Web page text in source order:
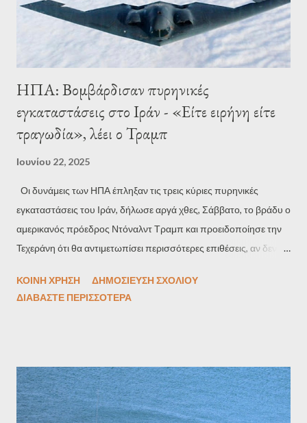
ΗΠΑ: Βομβάρδισαν πυρηνικές
εγκαταστάσεις στο Ιράν - «Είτε ειρήνη είτε
τραγωδία», λέει ο Τραμπ
Ιουνίου 22, 2025
Οι δυνάμεις των ΗΠΑ έπληξαν τις τρεις κύριες πυρηνικές
εγκαταστάσεις του Ιράν, δήλωσε αργά χθες, Σάββατο, το βράδυ ο
αμερικανός πρόεδρος Ντόναλντ Τραμπ και προειδοποίησε την
Τεχεράνη ότι θα αντιμετωπίσει περισσότερες επιθέσεις, αν δεν
πολύ πριν από τη λήξη της προθεσμίας των δύο εβδομάδων
Τραμπ σε τηλεοπτική ομιλία του από το Οβάλ Γραφείο. «Οι
σημαντικές εγκαταστάσεις πυρηνικού εμπλουτισμού του Ιράν
εξαλείφθηκαν ολοκληρωτικά και πλήρως». Στην ομιλία του, η
ΚΟΙΝΉ ΧΡΉΣΗ
ΔΗΜΟΣΊΕΥΣΗ ΣΧΟΛΊΟΥ
ΔΙΑΒΆΣΤΕ ΠΕΡΙΣΣΌΤΕΡΑ